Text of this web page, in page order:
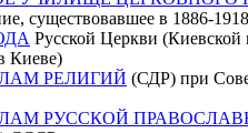
существовавшее в 1886-
Русской Церкви
Киеве)
РЕЛИГИЙ (СДР) при
РУССКОЙ